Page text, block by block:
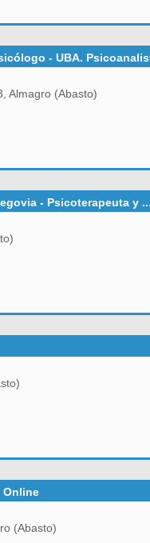
- UBA.
Almagro (Abasto)
- Psicoterapeuta y ...
Online
(Abasto)